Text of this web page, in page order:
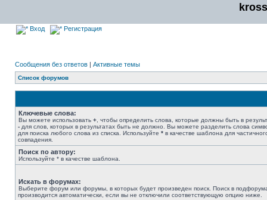
Вход Регистрация
Сообщения без ответов | Активные темы
Список форумов
Ключевые слова:
Вы можете использовать + , чтобы определить слова, которые должны быть в
- для слов, которых в результатах быть не должно. Вы можете разделить слова
для поиска любого слова из списка. Используйте * в качестве шаблона для
совпадения.
Поиск по автору:
Используйте * в качестве шаблона.
Искать в форумах:
Выберите форум или форумы, в которых будет произведен поиск. Поиск в
производится автоматически, если вы не отключили соответствующую опцию ниже.